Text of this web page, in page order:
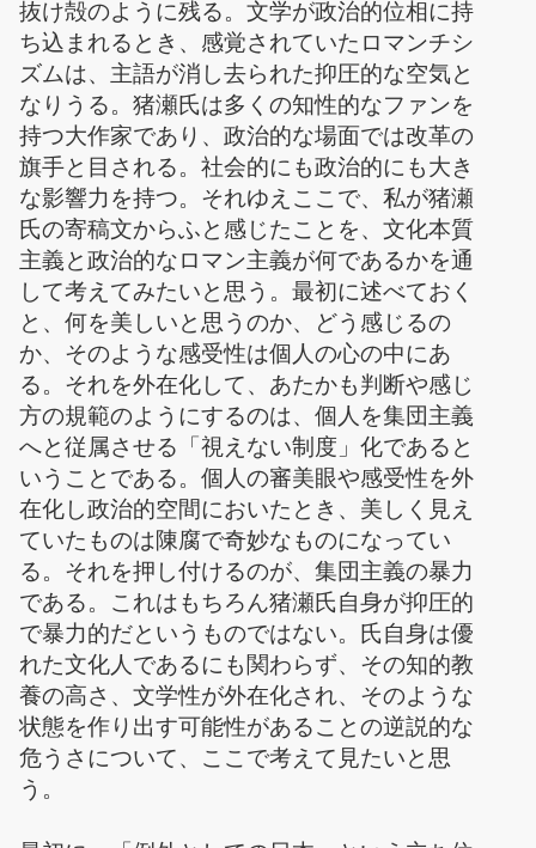
抜け殻のように残る。文学が政治的位相に持
ち込まれるとき、感覚されていたロマンチシ
ズムは、主語が消し去られた抑圧的な空気と
なりうる。猪瀬氏は多くの知性的なファンを
持つ大作家であり、政治的な場面では改革の
旗手と目される。社会的にも政治的にも大き
な影響力を持つ。それゆえここで、私が猪瀬
氏の寄稿文からふと感じたことを、文化本質
主義と政治的なロマン主義が何であるかを通
して考えてみたいと思う。最初に述べておく
と、何を美しいと思うのか、どう感じるの
か、そのような感受性は個人の心の中にあ
る。それを外在化して、あたかも判断や感じ
方の規範のようにするのは、個人を集団主義
へと従属させる「視えない制度」化であると
いうことである。個人の審美眼や感受性を外
在化し政治的空間においたとき、美しく見え
ていたものは陳腐で奇妙なものになってい
る。それを押し付けるのが、集団主義の暴力
である。これはもちろん猪瀬氏自身が抑圧的
で暴力的だというものではない。氏自身は優
れた文化人であるにも関わらず、その知的教
養の高さ、文学性が外在化され、そのような
状態を作り出す可能性があることの逆説的な
危うさについて、ここで考えて見たいと思
う。